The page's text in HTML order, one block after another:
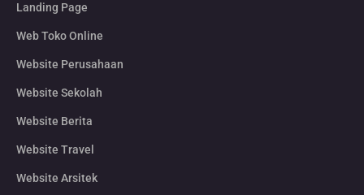
Landing Page
Web Toko Online
Website Perusahaan
Website Sekolah
Website Berita
Website Travel
Website Arsitek